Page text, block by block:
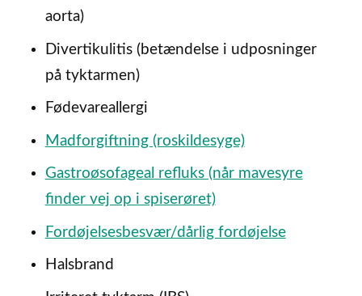
aorta)
Divertikulitis (betændelse i udposninger
på tyktarmen)
Fødevareallergi
Madforgiftning (roskildesyge)
Gastroøsofageal refluks (når mavesyre
finder vej op i spiserøret)
Fordøjelsesbesvær/dårlig fordøjelse
Halsbrand